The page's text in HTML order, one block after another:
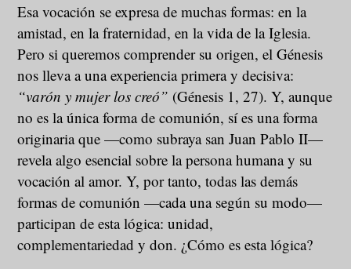
Esa vocación se expresa de muchas formas: en la
amistad, en la fraternidad, en la vida de la Iglesia.
Pero si queremos comprender su origen, el Génesis
nos lleva a una experiencia primera y decisiva:
“varón y mujer los creó” (Génesis 1, 27). Y, aunque
no es la única forma de comunión, sí es una forma
originaria que —como subraya san Juan Pablo II—
revela algo esencial sobre la persona humana y su
vocación al amor. Y, por tanto, todas las demás
formas de comunión —cada una según su modo—
participan de esta lógica: unidad,
complementariedad y don. ¿Cómo es esta lógica?